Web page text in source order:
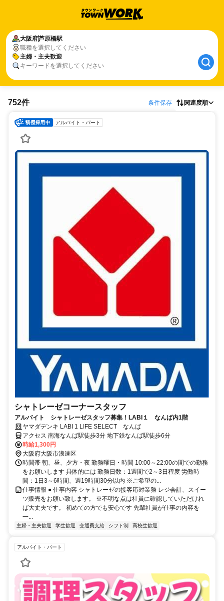
大阪府芦原橋駅
職種を選択してください
主婦・主夫歓迎
キーワードを選択してください
752件 条件保存 関連度順
アルバイト・パート
シャトレーゼコーナースタッフ
アルバイト シャトレーゼスタッフ募集！LABI１ なんば内1階
ヤマダデンキ LABI 1 LIFE SELECT なんば
アクセス 南海なんば駅徒歩3分 地下鉄なんば駅徒歩6分
時給1,300円
大阪府大阪市浪速区
時間帯 朝、昼、夕方・夜 勤務曜日・時間 10:00～22:00の間での勤務
をお願いします 具体的には 勤務日数：1週間で2～3日程度 労働時
間：1日3～6時間、週19時間30分以内 ※ご希望の...
仕事情報 ● 仕事内容 シャトレーゼの接客応対業務 レジ会計、スイー
ツ販売をお願い致します。 ※不明な点は社員に確認していただけれ
ば大丈夫です。 初めての方でも安心です 先輩社員が仕事の内容を
一...
主婦・主夫歓迎 学生歓迎 交通費支給 シフト制 高校生歓迎
アルバイト・パート